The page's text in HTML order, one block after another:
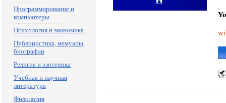
Программирование и
компьютеры
Психология и экономика
Публицистика, мемуары,
биографии
Религия и эзотерика
Учебная и научная
литература
Филология